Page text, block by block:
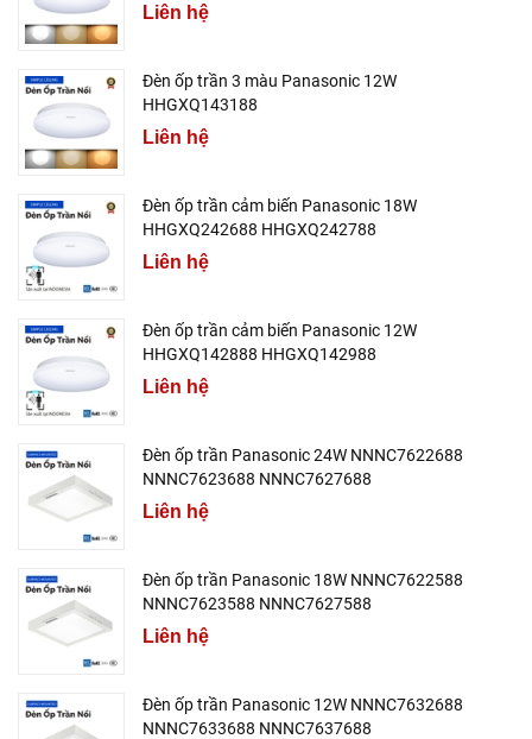
Liên hệ
Đèn ốp trần 3 màu Panasonic 12W
HHGXQ143188
Liên hệ
Đèn ốp trần cảm biến Panasonic 18W
HHGXQ242688 HHGXQ242788
Liên hệ
Đèn ốp trần cảm biến Panasonic 12W
HHGXQ142888 HHGXQ142988
Liên hệ
Đèn ốp trần Panasonic 24W NNNC7622688
NNNC7623688 NNNC7627688
Liên hệ
Đèn ốp trần Panasonic 18W NNNC7622588
NNNC7623588 NNNC7627588
Liên hệ
Đèn ốp trần Panasonic 12W NNNC7632688
NNNC7633688 NNNC7637688